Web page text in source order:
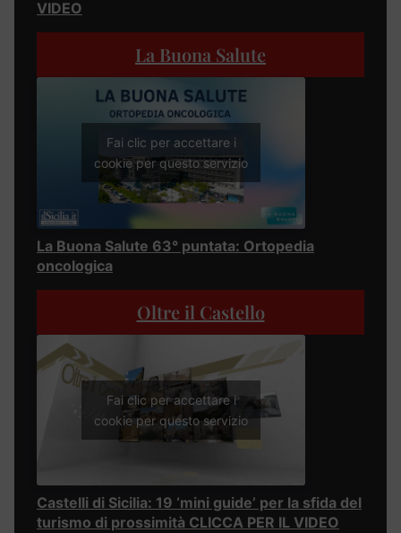
VIDEO
La Buona Salute
Fai clic per accettare i
cookie per questo servizio
La Buona Salute 63° puntata: Ortopedia
oncologica
Oltre il Castello
Fai clic per accettare i
cookie per questo servizio
Castelli di Sicilia: 19 ‘mini guide’ per la sfida del
turismo di prossimità CLICCA PER IL VIDEO